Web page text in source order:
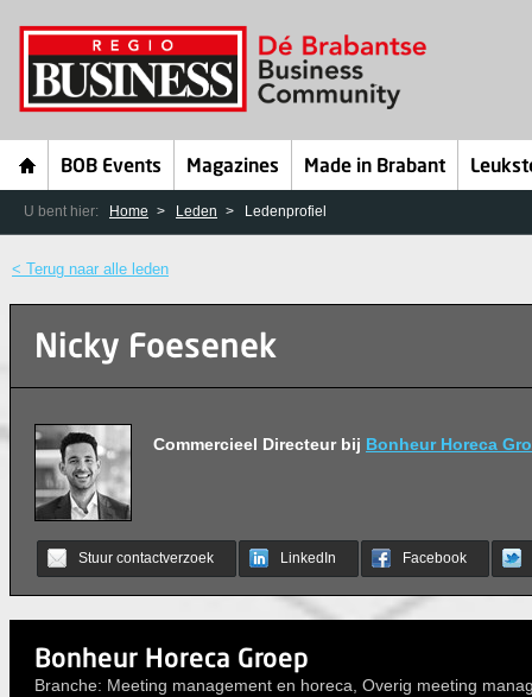
BOB Events Magazines Made in Brabant
U bent hier: Home Leden Ledenprofiel
< Terug naar alle leden
Nicky Foesenek
Commercieel Directeur bij Bonheur Horeca
Stuur contactverzoek LinkedIn Facebook
Bonheur Horeca Groep
Branche: Meeting management en horeca, Overig meeting